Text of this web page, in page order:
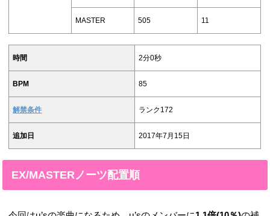
MASTER 505 11
時間 2分0秒
BPM 85
解禁条件 ランク172
追加日 2017年7月15日
EX/MASTERノーツ配置順